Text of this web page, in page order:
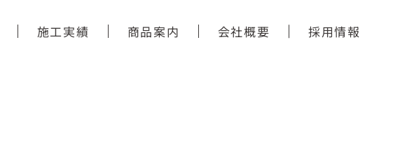
施工実績 商品案内 会社概要 採用情報